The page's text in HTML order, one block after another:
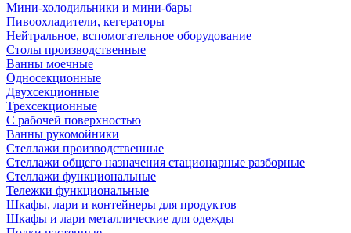
Мини-холодильники и мини-бары
Пивоохладители, кегераторы
Нейтральное, вспомогательное оборудование
Столы производственные
Ванны моечные
Односекционные
Двухсекционные
Трехсекционные
С рабочей поверхностью
Ванны рукомойники
Стеллажи производственные
Стеллажи общего назначения стационарные разборные
Стеллажи функциональные
Тележки функциональные
Шкафы, лари и контейнеры для продуктов
Шкафы и лари металлические для одежды